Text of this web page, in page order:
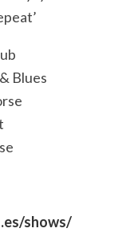
Blues
shows/